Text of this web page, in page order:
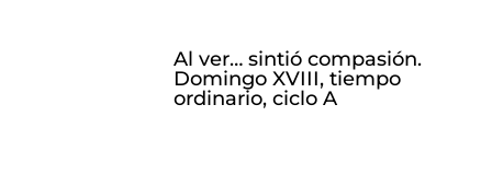
Al ver… sintió compasión.
Domingo XVIII, tiempo
ordinario, ciclo A